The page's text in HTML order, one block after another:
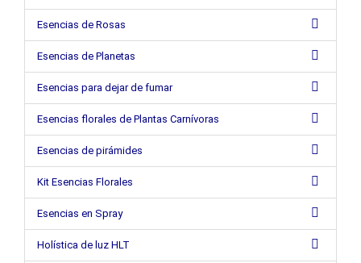
Esencias de Rosas
Esencias de Planetas
Esencias para dejar de fumar
Esencias florales de Plantas Carnívoras
Esencias de pirámides
Kit Esencias Florales
Esencias en Spray
Holística de luz HLT